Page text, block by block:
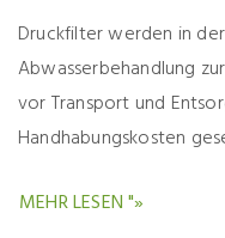
Druckfilter werden in
Abwasserbehandlung
vor Transport und
Handhabungskosten
MEHR LESEN "»